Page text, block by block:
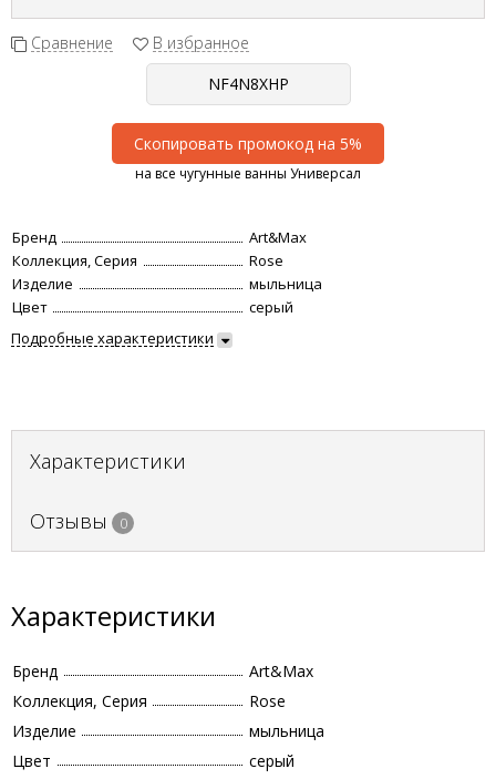
Сравнение В избранное
Скопировать промокод на 5%
на все чугунные ванны Универсал
Бренд
Art&Max
Коллекция, Серия
Rose
Изделие
мыльница
Цвет
серый
Подробные характеристики
Характеристики
Отзывы 0
Характеристики
Бренд
Art&Max
Коллекция, Серия
Rose
Изделие
мыльница
Цвет
серый